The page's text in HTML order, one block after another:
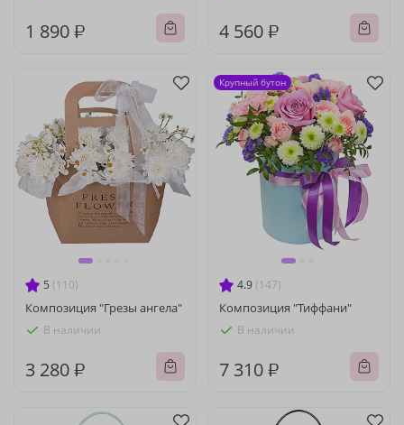
1 890 ₽ 4 560 ₽
5 (110)
Композиция "Грезы ангела"
В наличии
3 280 ₽
4.9 (147)
Композиция "Тиффани"
В наличии
7 310 ₽
Крупный бутон